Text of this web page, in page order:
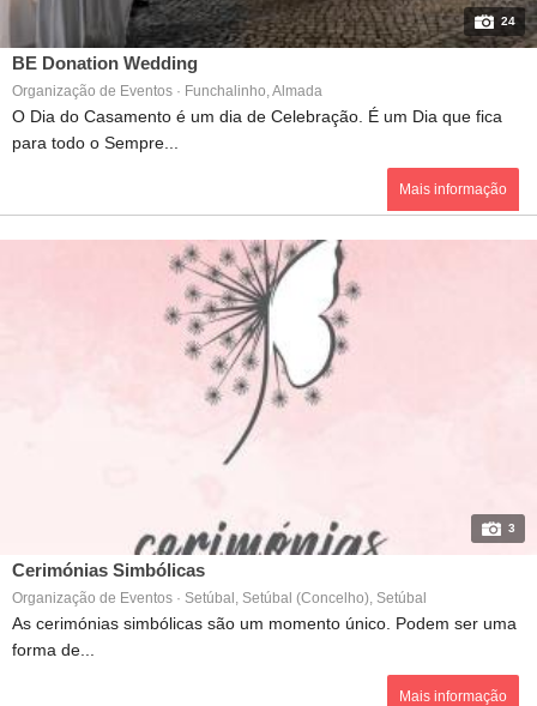
24
BE Donation Wedding
Organização de Eventos · Funchalinho, Almada
O Dia do Casamento é um dia de Celebração. É um Dia que fica
para todo o Sempre...
Mais informação
3
Cerimónias Simbólicas
Organização de Eventos · Setúbal, Setúbal (Concelho), Setúbal
As cerimónias simbólicas são um momento único. Podem ser uma
forma de...
Mais informação